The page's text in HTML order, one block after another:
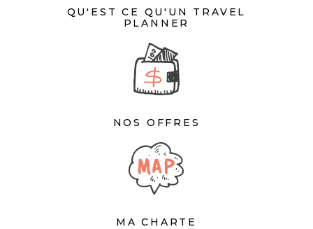
QU'EST CE QU'UN TRAVEL
PLANNER
NOS OFFRES
MA CHARTE